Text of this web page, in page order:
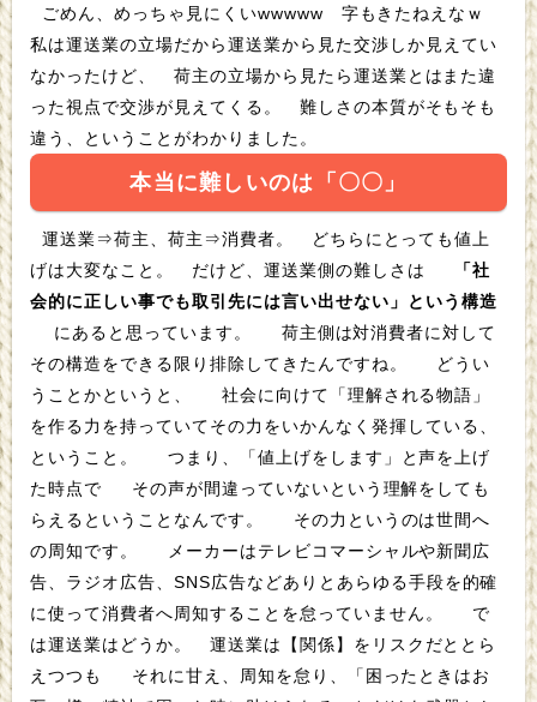
私は運送業の立場だから運送業から見た交渉しか見えてい
なかったけど、 荷主の立場から見たら運送業とはまた違
った視点で交渉が見えてくる。 難しさの本質がそもそも
本当に難しいのは「〇〇」
「社
会的に正しい事でも取引先には言い出せない」という構造
その構造をできる限り排除してきたんですね。 どうい
うことかというと、 社会に向けて「理解される物語」
を作る力を持っていてその力をいかんなく発揮している、
ということ。 つまり、「値上げをします」と声を上げ
た時点で その声が間違っていないという理解をしても
らえるということなんです。 その力というのは世間へ
の周知です。 メーカーはテレビコマーシャルや新聞広
告、ラジオ広告、SNS広告などありとあらゆる手段を的確
に使って消費者へ周知することを怠っていません。 で
は運送業はどうか。 運送業は【関係】をリスクだととら
えつつも それに甘え、周知を怠り、「困ったときはお